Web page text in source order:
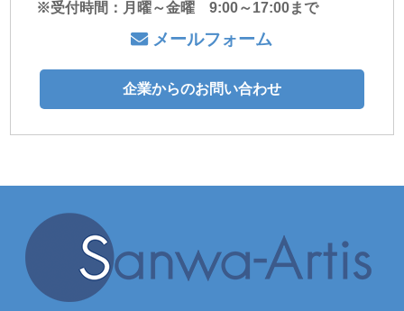
※受付時間：月曜～金曜 9:00～17:00まで
メールフォーム
企業からのお問い合わせ